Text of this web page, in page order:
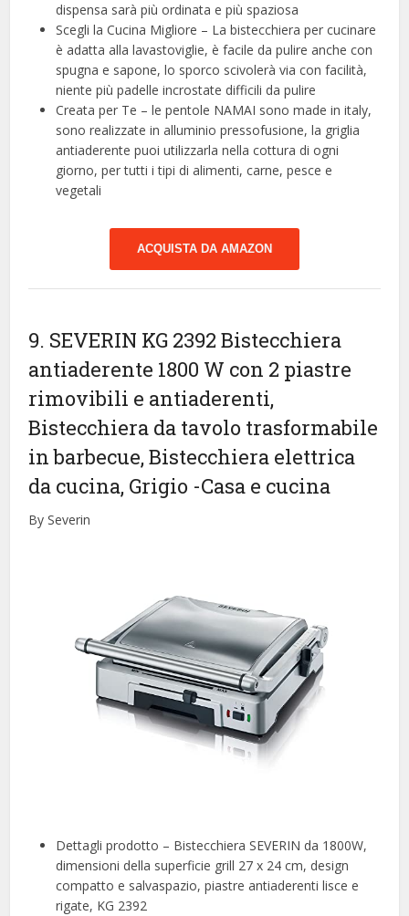
dispensa sarà più ordinata e più spaziosa
Scegli la Cucina Migliore – La bistecchiera per cucinare
è adatta alla lavastoviglie, è facile da pulire anche con
spugna e sapone, lo sporco scivolerà via con facilità,
niente più padelle incrostate difficili da pulire
Creata per Te – le pentole NAMAI sono made in italy,
sono realizzate in alluminio pressofusione, la griglia
antiaderente puoi utilizzarla nella cottura di ogni
giorno, per tutti i tipi di alimenti, carne, pesce e
vegetali
ACQUISTA DA AMAZON
9. SEVERIN KG 2392 Bistecchiera
antiaderente 1800 W con 2 piastre
rimovibili e antiaderenti,
Bistecchiera da tavolo trasformabile
in barbecue, Bistecchiera elettrica
da cucina, Grigio -Casa e cucina
By Severin
Dettagli prodotto – Bistecchiera SEVERIN da 1800W,
dimensioni della superficie grill 27 x 24 cm, design
compatto e salvaspazio, piastre antiaderenti lisce e
rigate, KG 2392